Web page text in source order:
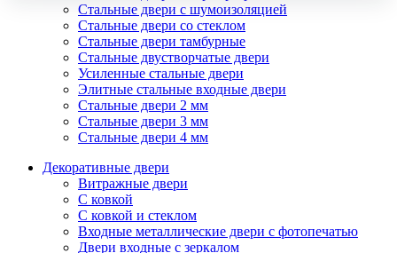
Стальные двери с шумоизоляцией
Стальные двери со стеклом
Стальные двери тамбурные
Стальные двустворчатые двери
Усиленные стальные двери
Элитные стальные входные двери
Стальные двери 2 мм
Стальные двери 3 мм
Стальные двери 4 мм
Декоративные двери
Витражные двери
С ковкой
С ковкой и стеклом
Входные металлические двери с фотопечатью
Двери входные с зеркалом
использования систем аналитики (например,
Яндекс.Метрика), в соответствии с нашей
обработки персональных данных.
Если вы не хотите, чтобы ваши данные обрабатывались,
настройте ограничения в браузере или покиньте сайт.